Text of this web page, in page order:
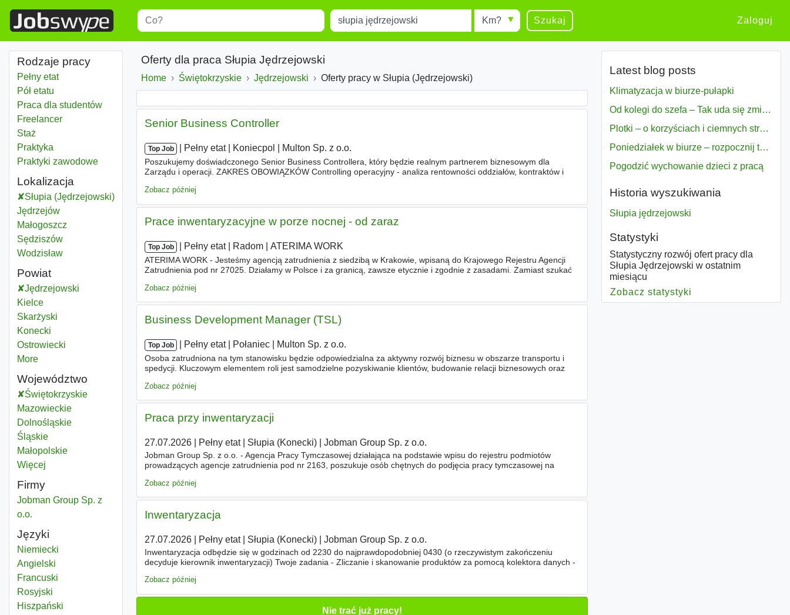
Title Miejscowość Radius Szukaj Zaloguj
Rodzaje pracy
Pełny etat
Pół etatu
Praca dla studentów
Freelancer
Staż
Praktyka
Praktyki zawodowe
Lokalizacja
Słupia (Jędrzejowski)
Jędrzejów
Małogoszcz
Sędziszów
Wodzisław
Powiat
Jędrzejowski
KielcePowiat
Skarżyski
Konecki
Ostrowiecki
Moredistricts
Województwo
ŚwiętokrzyskieWojewództwo
MazowieckieWojewództwo
DolnośląskieWojewództwo
ŚląskieWojewództwo
MałopolskieWojewództwo
Więcej
Firmy
Jobman Group Sp. z
o.o.
Języki
Niemiecki
Angielski
Francuski
Rosyjski
Hiszpański
Oferty dla praca Słupia Jędrzejowski
Home Świętokrzyskie Województwo
Jędrzejowski Powiat
Oferty pracy w Słupia (Jędrzejowski)
Senior Business Controller
Top Job Pełny etat| Koniecpol Multon Sp. z o.o.
Poszukujemy doświadczonego Senior Business Controllera, który będzie realnym partnerem biznesowym dla
Zarządu i operacji. ZAKRES OBOWIĄZKÓW Controlling operacyjny - analiza rentowności oddziałów, kontraktów i
Zobacz później
Prace inwentaryzacyjne w porze nocnej - od zaraz
Top Job Pełny etat| Radom ATERIMA WORK
ATERIMA WORK - Jesteśmy agencją zatrudnienia z siedzibą w Krakowie, wpisaną do Krajowego Rejestru Agencji
Zatrudnienia pod nr 27025. Działamy w Polsce i za granicą, zawsze etycznie i zgodnie z zasadami. Zamiast szukać
Zobacz później
Business Development Manager (TSL)
Top Job Pełny etat| Połaniec Multon Sp. z o.o.
Osoba zatrudniona na tym stanowisku będzie odpowiedzialna za aktywny rozwój biznesu w obszarze transportu i
spedycji. Kluczowym elementem roli jest samodzielne pozyskiwanie klientów, budowanie relacji biznesowych oraz
Zobacz później
Praca przy inwentaryzacji
27.07.2026| Pełny etat| Słupia (Konecki)| Jobman Group Sp. z o.o.
Jobman Group Sp. z o.o. - Agencja Pracy Tymczasowej działająca na podstawie wpisu do rejestru podmiotów
prowadzących agencje zatrudnienia pod nr 2163, poszukuje osób chętnych do podjęcia pracy tymczasowej na
Zobacz później
Inwentaryzacja
27.07.2026| Pełny etat| Słupia (Konecki)| Jobman Group Sp. z o.o.
Inwentaryzacja odbędzie się w godzinach od 2230 do najprawdopodobniej 0430 (o rzeczywistym zakończeniu
decyduje kierownik inwentaryzacji) Twoje zadania - Zliczanie i skanowanie produktów za pomocą kolektora danych -
Zobacz później
Nie trać już pracy!
Latest blog posts
Klimatyzacja w biurze-pułapki
Od kolegi do szefa – Tak uda się zmiana bezproblemowo
Plotki – o korzyściach i ciemnych stronach
Poniedziałek w biurze – rozpocznij tydzień w pełni zmotywowany
Pogodzić wychowanie dzieci z pracą
Historia wyszukiwania
Słupia jędrzejowski
Statystyki
Statystyczny rozwój ofert pracy dla
Słupia Jędrzejowski w ostatnim
miesiącu
Zobacz statystyki